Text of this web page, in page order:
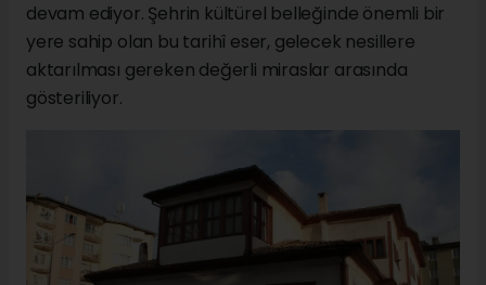
devam ediyor. Şehrin kültürel belleğinde önemli bir
yere sahip olan bu tarihî eser, gelecek nesillere
aktarılması gereken değerli miraslar arasında
gösteriliyor.